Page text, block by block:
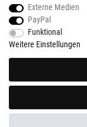
Externe Medien
PayPal
Funktional
Weitere Einstellungen